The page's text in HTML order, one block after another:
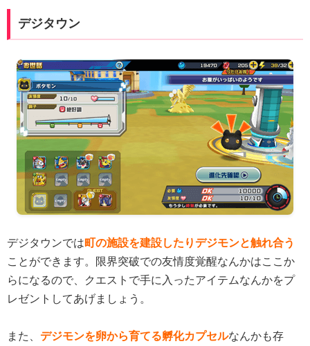
デジタウン
デジタウンでは町の施設を建設したりデジモンと触れ合う
ことができます。限界突破での友情度覚醒なんかはここか
らになるので、クエストで手に入ったアイテムなんかをプ
レゼントしてあげましょう。
また、 デジモンを卵から育てる孵化カプセルなんかも存